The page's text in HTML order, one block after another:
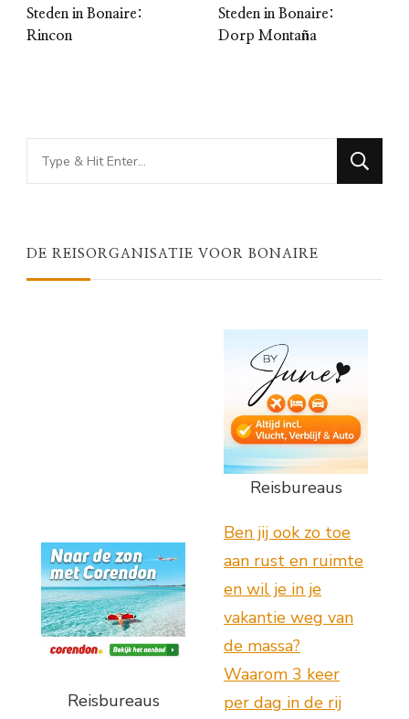
Steden in Bonaire:
Rincon
Steden in Bonaire:
Dorp Montaña
Looking
for
DE REISORGANISATIE VOOR BONAIRE
Reisbureaus
Reisbureaus
Ben jij ook zo toe
aan rust en ruimte
en wil je in je
vakantie weg van
de massa?
Waarom 3 keer
per dag in de rij